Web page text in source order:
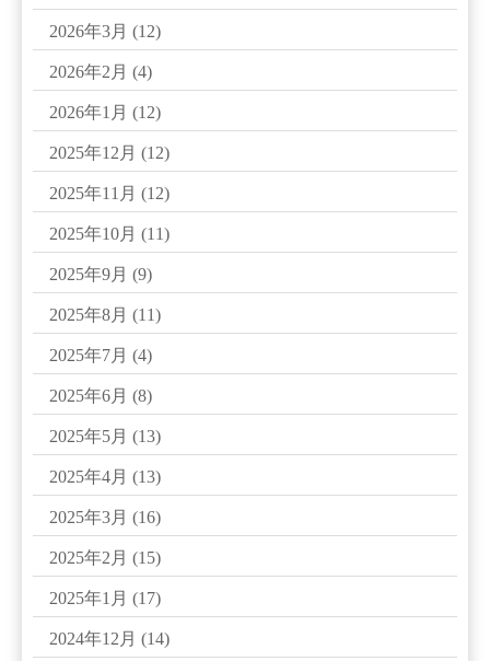
2026年3月 (12)
2026年2月 (4)
2026年1月 (12)
2025年12月 (12)
2025年11月 (12)
2025年10月 (11)
2025年9月 (9)
2025年8月 (11)
2025年7月 (4)
2025年6月 (8)
2025年5月 (13)
2025年4月 (13)
2025年3月 (16)
2025年2月 (15)
2025年1月 (17)
2024年12月 (14)